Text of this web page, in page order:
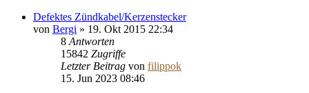
Defektes Zündkabel/Kerzenstecker
von Bergi » 19. Okt 2015 22:34
8 Antworten
15842 Zugriffe
Letzter Beitrag von filippok
15. Jun 2023 08:46